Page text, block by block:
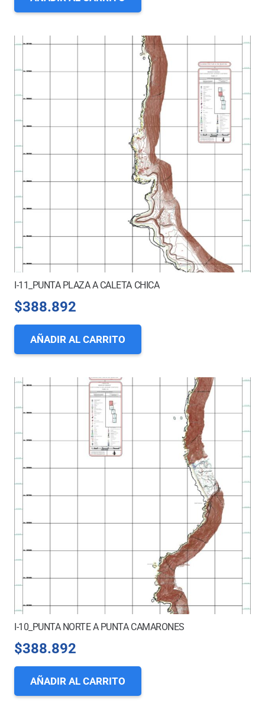
I-11_PUNTA PLAZA A CALETA CHICA
$388.892
AÑADIR AL CARRITO
I-10_PUNTA NORTE A PUNTA CAMARONES
$388.892
AÑADIR AL CARRITO